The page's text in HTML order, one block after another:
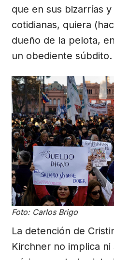
que en sus bizarrías
cotidianas, quiera
dueño de la pelota,
un obediente súbdito.
Foto: Carlos Brigo
La detención de
Kirchner no implica ni